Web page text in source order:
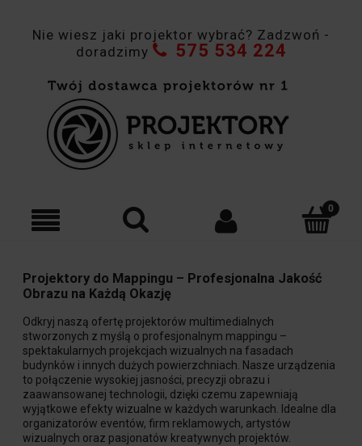
Nie wiesz jaki projektor wybrać? Zadzwoń -
doradzimy
575 534 224
Projektory do Mappingu – Profesjonalna Jakość
Obrazu na Każdą Okazję
Odkryj naszą ofertę projektorów multimedialnych
stworzonych z myślą o profesjonalnym mappingu –
spektakularnych projekcjach wizualnych na fasadach
budynków i innych dużych powierzchniach. Nasze urządzenia
to połączenie wysokiej jasności, precyzji obrazu i
zaawansowanej technologii, dzięki czemu zapewniają
wyjątkowe efekty wizualne w każdych warunkach. Idealne dla
organizatorów eventów, firm reklamowych, artystów
wizualnych oraz pasjonatów kreatywnych projektów.